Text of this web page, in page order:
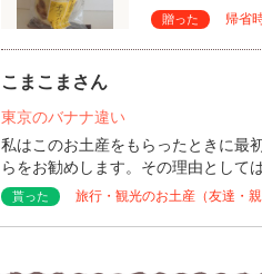
贈った 帰省
こまこまさん
東京のバナナ違い
私はこのお土産をもらったときに最
らをお勧めします。その理由として
貰った 旅行・観光のお土産（友達・親